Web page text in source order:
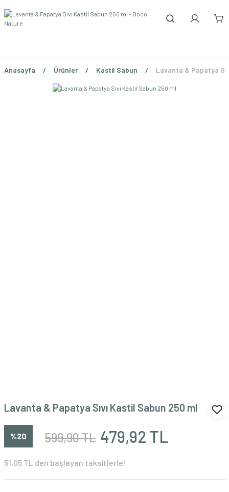
Anasayfa Ürünler Kastil Sabun Lavanta & Papatya
Lavanta & Papatya Sıvı Kastil Sabun 250 ml
%20 599,90 TL 479,92 TL
51,05 TL den başlayan taksitlerle!